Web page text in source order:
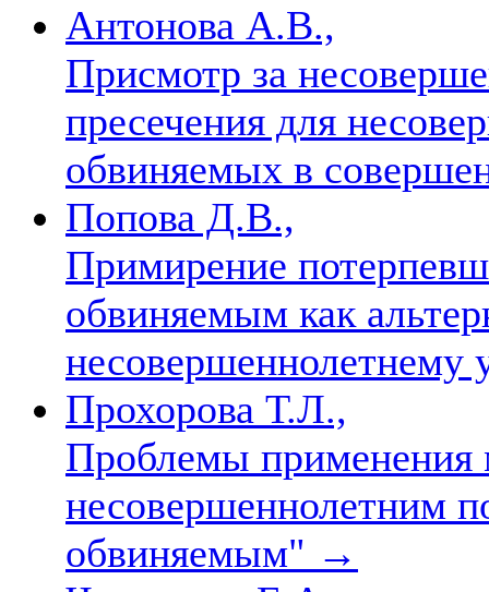
Антонова А.В.,
Присмотр за
пресечения для
обвиняемых в
Попова Д.В.,
Примирение
обвиняемым как
несовершеннолетнему
Прохорова Т.Л.,
Проблемы применения
несовершеннолетним
обвиняемым" →